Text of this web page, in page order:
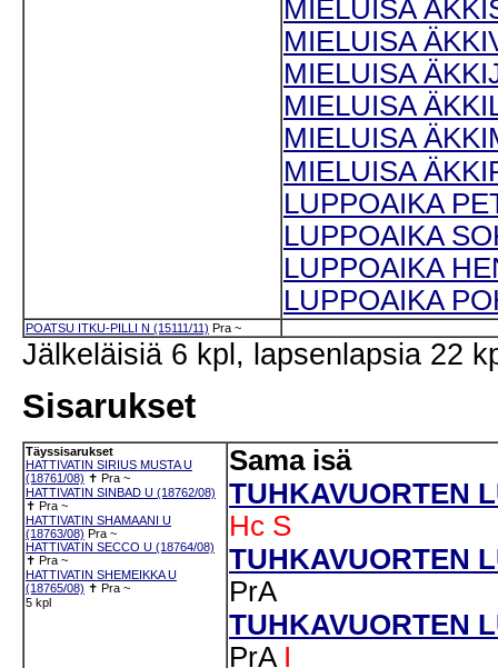
MIELUISA
MIELUISA
MIELUISA
MIELUISA
MIELUISA
MIELUISA
LUPPOAIKA
LUPPOAIKA
LUPPOAIKA
LUPPOAIKA
POATSU ITKU-PILLI N (15111/11) Pra ~
Jälkeläisiä 6 kpl, lapsenlapsia 22
Sisarukset
Täyssisarukset
HATTIVATIN SIRIUS MUSTA U
(18761/08) ✝ Pra ~
HATTIVATIN SINBAD U (18762/08)
✝ Pra ~
HATTIVATIN SHAMAANI U
(18763/08) Pra ~
HATTIVATIN SECCO U (18764/08)
✝ Pra ~
HATTIVATIN SHEMEIKKA U
(18765/08) ✝ Pra ~
5 kpl
Sama isä
TUHKAVUORTEN
Hc S
TUHKAVUORTEN
PrA
TUHKAVUORTEN
PrA I